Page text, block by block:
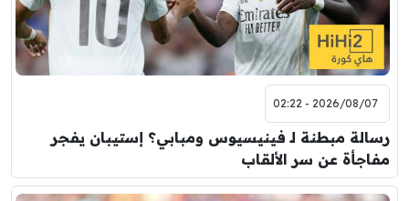
2026/08/07 - 02:22
رسالة مبطنة لـ فينيسيوس ومبابي؟ إستيبان يفجر
مفاجأة عن سر الألقاب